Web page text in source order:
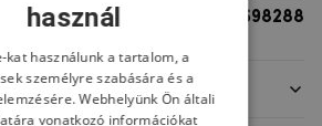
8596579698288
használ
kat használunk a tartalom, a
személyre szabására és a
Webhelyünk Ön általi
vonatkozó információkat